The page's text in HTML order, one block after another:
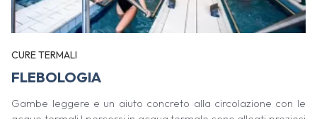
CURE TERMALI
FLEBOLOGIA
Gambe leggere e un aiuto concreto alla circolazione con le